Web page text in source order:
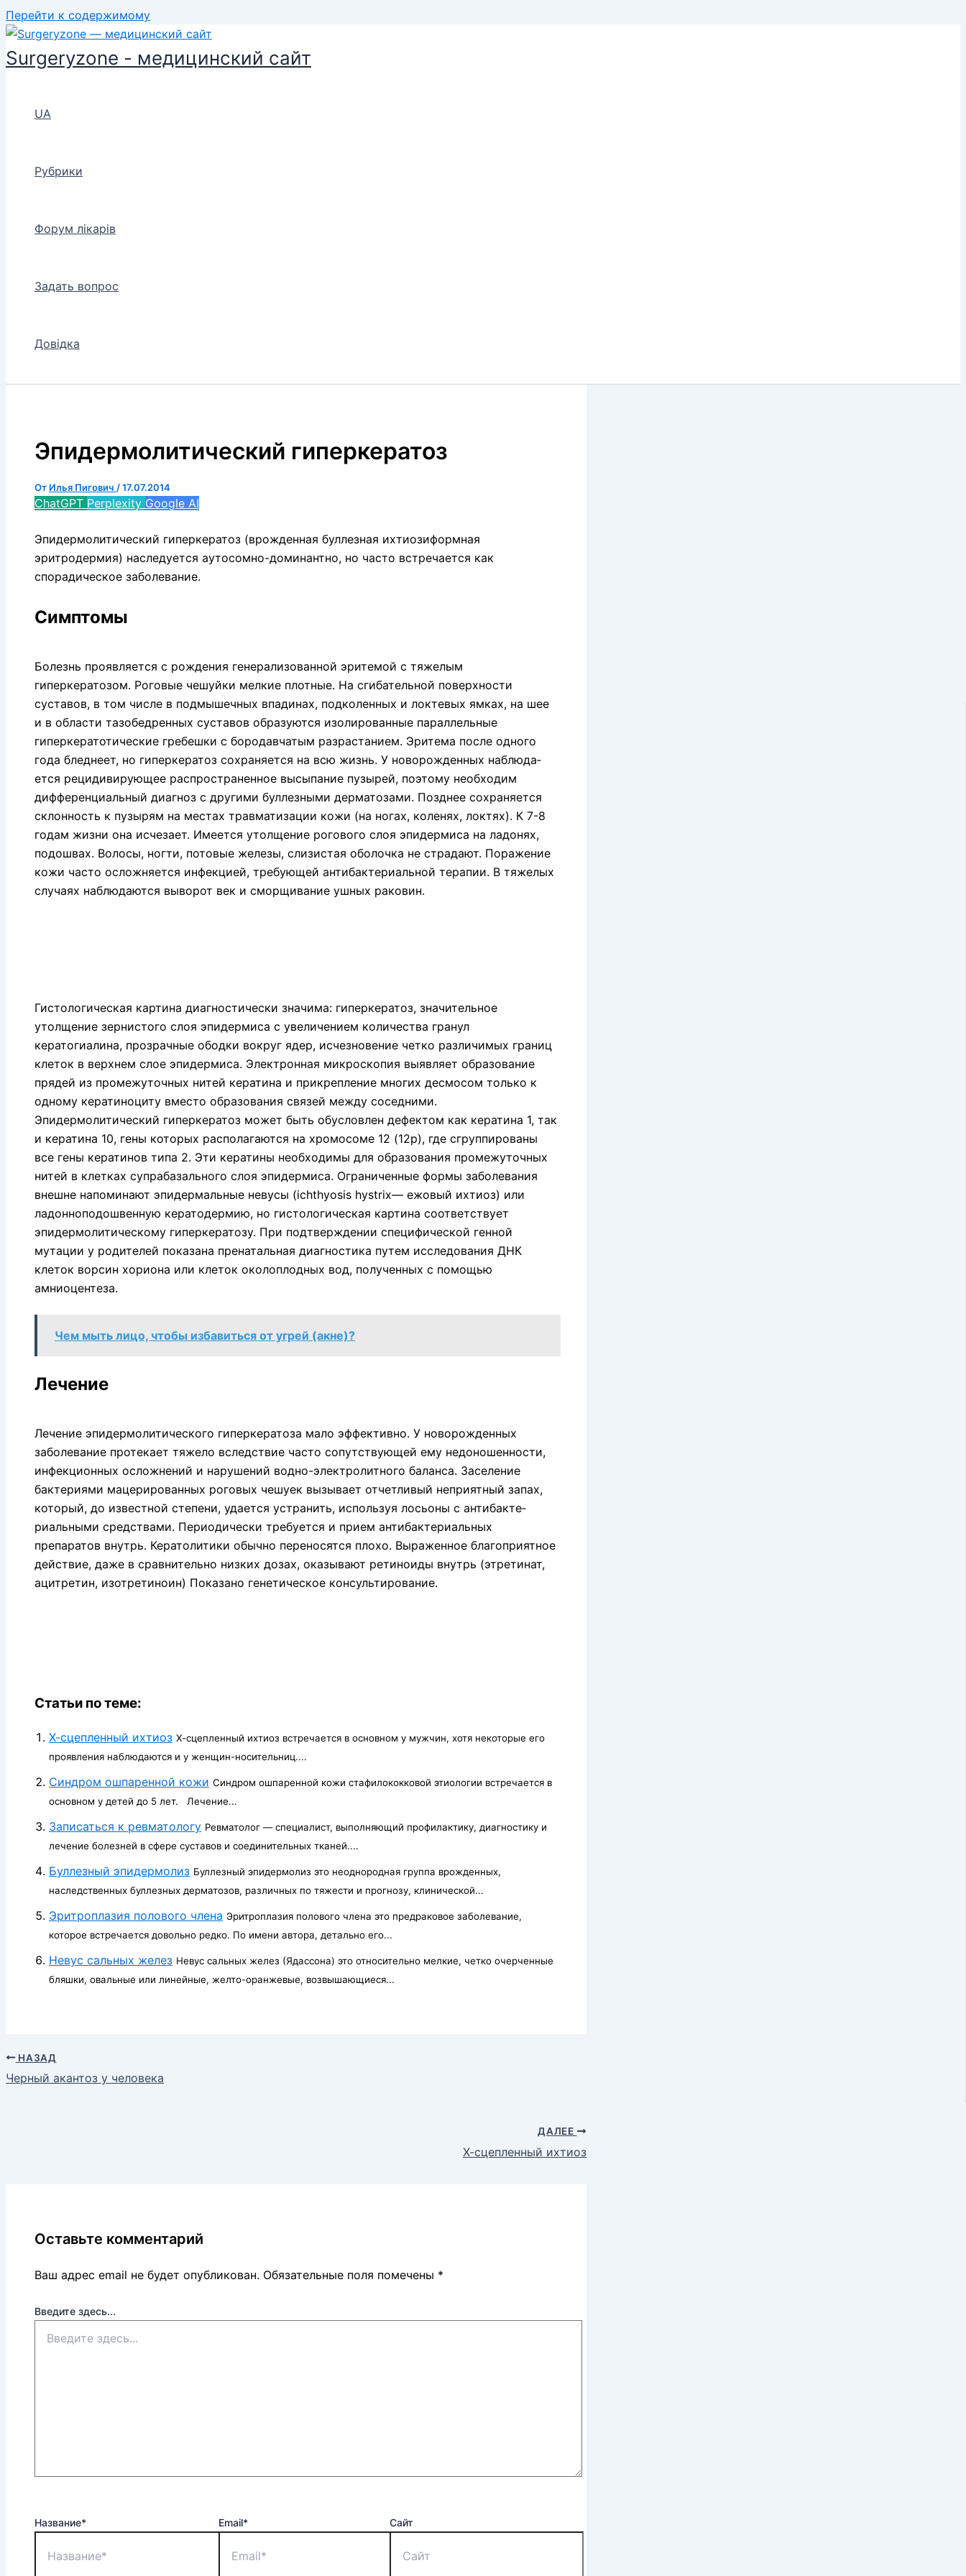
Перейти к содержимому
Surgeryzone - медицинский сайт
UA
Рубрики
Форум лікарів
Задать вопрос
Довідка
Эпидермолитический гиперкератоз
От Илья Пигович /17.07.2014
ChatGPT Perplexity Google AI
Эпидермолитический гиперкератоз (врож­денная буллезная ихтиозиформная
эритродермия) наследуется аутосомно-доминантно, но часто встречается как
спорадическое заболевание.
Симптомы
Болезнь проявляется с рождения генерализованной эритемой с тяжелым
гиперкератозом. Роговые че­шуйки мелкие плотные. На сгибательной поверх­ности
суставов, в том числе в подмышечных впа­динах, подколенных и локтевых ямках, на шее
и в области тазобедренных суставов образуются изо­лированные параллельные
гиперкератотические гребешки с бородавчатым разрастанием. Эритема после одного
года бледнеет, но гиперкератоз сохра­няется на всю жизнь. У новорожденных наблюда­
ется рецидивирующее распространенное высыпа­ние пузырей, поэтому необходим
дифференциаль­ный диагноз с другими буллезными дерматозами. Позднее сохраняется
склонность к пузырям на местах травматизации кожи (на ногах, коленях, локтях). К 7-8
годам жизни она исчезает. Имеется утолщение рогового слоя эпидермиса на ладонях,
подошвах. Волосы, ногти, потовые желе­зы, слизистая оболочка не страдают. Поражение
кожи часто осложняется инфекцией, требующей антибактериальной терапии. В тяжелых
случаях наблюдаются выворот век и сморщивание ушных раковин.
Гистологическая картина диагностически значи­ма: гиперкератоз, значительное
утолщение зерни­стого слоя эпидермиса с увеличением количества гранул
кератогиалина, прозрачные ободки вокруг ядер, исчезновение четко различимых границ
кле­ток в верхнем слое эпидермиса. Электронная ми­кроскопия выявляет образование
прядей из проме­жуточных нитей кератина и прикрепление многих десмосом только к
одному кератиноциту вместо об­разования связей между соседними.
Эпидермолитический гиперкератоз может быть обусловлен дефектом как кератина 1, так
и керати­на 10, гены которых располагаются на хромосоме 12 (12р), где сгруппированы
все гены кератинов типа 2. Эти кератины необходимы для образования промежуточных
нитей в клетках супрабазального слоя эпидермиса. Ограниченные формы заболева­ния
внешне напоминают эпидермальные невусы (ichthyosis hystrix— ежовый ихтиоз) или
ладонно­подошвенную кератодермию, но гистологическая картина соответствует
эпидермолитическому ги­перкератозу. При подтверждении специфической генной
мутации у родителей показана пренаталь­ная диагностика путем исследования ДНК
клеток ворсин хориона или клеток околоплодных вод, по­лученных с помощью
амниоцентеза.
Чем мыть лицо, чтобы избавиться от угрей (акне)?
Лечение
Лечение эпидермолитического гиперкератоза мало эффективно. У новорожденных
заболевание протекает тяжело вследствие часто сопутствующей ему недоношенности,
инфекци­онных осложнений и нарушений водно-электролитного баланса. Заселение
бактериями мацерированных роговых чешуек вызывает отчетливый неприятный запах,
который, до известной степени, удается устранить, используя лосьоны с антибакте­
риальными средствами. Периодически требуется и прием антибактериальных
препаратов внутрь. Кератолитики обычно переносятся плохо. Выражен­ное благоприятное
действие, даже в сравнительно низких дозах, оказывают ретиноиды внутрь (этретинат,
ацитретин, изотретиноин) Показано генети­ческое консультирование.
Статьи по теме:
Х-сцепленный ихтиоз Х-сцепленный ихтиоз встречается в основном у мужчин, хотя не­которые его
проявления наблюдаются и у женщин-носительниц....
Синдром ошпаренной кожи Синдром ошпаренной кожи стафилококковой этиологии встречается в
основном у детей до 5 лет. Лечение...
Записаться к ревматологу Ревматолог — специалист, выполняющий профилактику, диагностику и
лечение болезней в сфере суставов и соединительных тканей....
Буллезный эпидермолиз Буллезный эпидермолиз это неоднородная группа врожденных,
наследственных буллезных дерматозов, различных по тяжести и прогнозу, клинической...
Эритроплазия полового члена Эритроплазия полового члена это предраковое заболевание,
которое встречается довольно редко. По имени автора, детально его...
Невус сальных желез Невус сальных желез (Ядассона) это относительно мелкие, чет­ко очерченные
бляшки, овальные или линейные, желто-оранжевые, возвышающиеся...
НАЗАД
Черный акантоз у человека
ДАЛЕЕ
Х-сцепленный ихтиоз
Оставьте комментарий
Ваш адрес email не будет опубликован. Обязательные поля помечены *
Введите здесь...
Название* Email* Сайт